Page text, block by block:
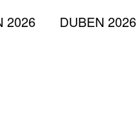
DUBEN 2026
2026